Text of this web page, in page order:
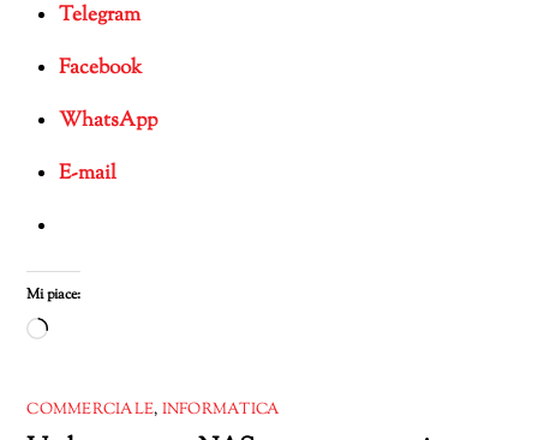
Telegram
Facebook
WhatsApp
E-mail
Mi piace:
Caricamento
corso…
COMMERCIALE, INFORMATICA